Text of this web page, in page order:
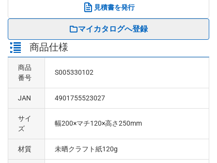
見積書を発行
マイカタログへ登録
商品仕様
商品
番号
S005330102
JAN 4901755523027
サイ
ズ
幅200×マチ120×高さ250mm
材質 未晒クラフト紙120g